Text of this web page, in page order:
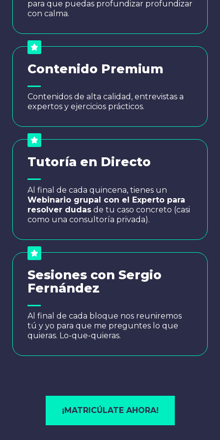
para que puedas profundizar profundizar
con calma.
Contenido Premium
Contenidos de alta calidad, entrevistas a
expertos y ejercicios prácticos.
Tutoría en Directo
Al final de cada quincena, tienes un
Webinario grupal con el Experto para
resolver dudas de tu caso concreto (casi
como una consultoría privada).
Sesiones con Sergio
Fernández
Al final de cada bloque nos reuniremos
tú y yo para que me preguntes lo que
quieras. Lo-que-quieras.
¡MATRICÚLATE AHORA!